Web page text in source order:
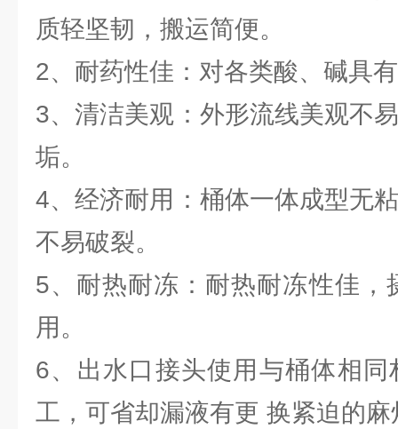
质轻坚韧，搬运简便。
2、耐药性佳：对各类酸、碱具
3、清洁美观：外形流线美观不
垢。
4、经济耐用：桶体一体成型无
不易破裂。
5、耐热耐冻：耐热耐冻性佳，
用。
6、出水口接头使用与桶体相
工，可省却漏液有更 换紧迫的麻